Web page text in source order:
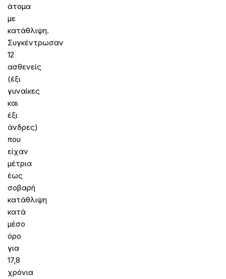
άτομα
με
κατάθλιψη.
Συγκέντρωσαν
12
ασθενείς
(έξι
γυναίκες
και
έξι
άνδρες)
που
είχαν
μέτρια
έως
σοβαρή
κατάθλιψη
κατά
μέσο
όρο
για
17,8
χρόνια